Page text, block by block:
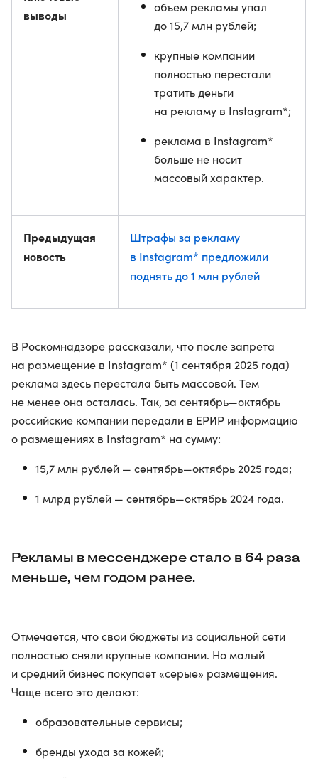
выводы
объем рекламы упал
до 15,7 млн рублей;
крупные компании
полностью перестали
тратить деньги
на рекламу в Instagram*;
реклама в Instagram*
больше не носит
массовый характер.
Предыдущая
новость
Штрафы за рекламу
в Instagram* предложили
поднять до 1 млн рублей
В Роскомнадзоре рассказали, что после запрета
на размещение в Instagram* (1 сентября 2025 года)
реклама здесь перестала быть массовой. Тем
не менее она осталась. Так, за сентябрь—октябрь
российские компании передали в ЕРИР информацию
о размещениях в Instagram* на сумму:
15,7 млн рублей — сентябрь—октябрь 2025 года;
1 млрд рублей — сентябрь—октябрь 2024 года.
Рекламы в мессенджере стало в 64 раза
меньше, чем годом ранее.
Отмечается, что свои бюджеты из социальной сети
полностью сняли крупные компании. Но малый
и средний бизнес покупает «серые» размещения.
Чаще всего это делают:
образовательные сервисы;
бренды ухода за кожей;